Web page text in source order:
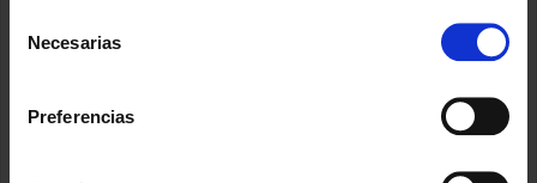
Necesarias
Preferencias
Sin embargo, al recurrir,
el Tribunal Superior de Justicia de
ya que, aunque la empresa supiera de los tratamientos de
fertilidad, no es lo mismo que conociera que su empleado